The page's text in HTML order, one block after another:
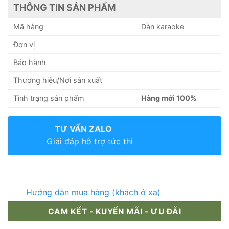
THÔNG TIN SẢN PHẨM
Mã hàng Dàn karaoke
Đơn vị
Bảo hành
Thương hiệu/Nơi sản xuất
Tình trạng sản phẩm Hàng mới 100%
TƯ VẤN ZALO
Giải đáp hỗ trợ tức thì
Hướng dẫn mua hàng (khách ở xa)
CAM KẾT - KUYẾN MÃI - ƯU ĐÃI